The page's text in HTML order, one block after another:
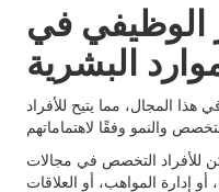
الوظيفي في
البشرية
المجال، مما يتيح للأفراد
للأفراد التخصص في مجالات
إدارة المواهب، أو العلاقات